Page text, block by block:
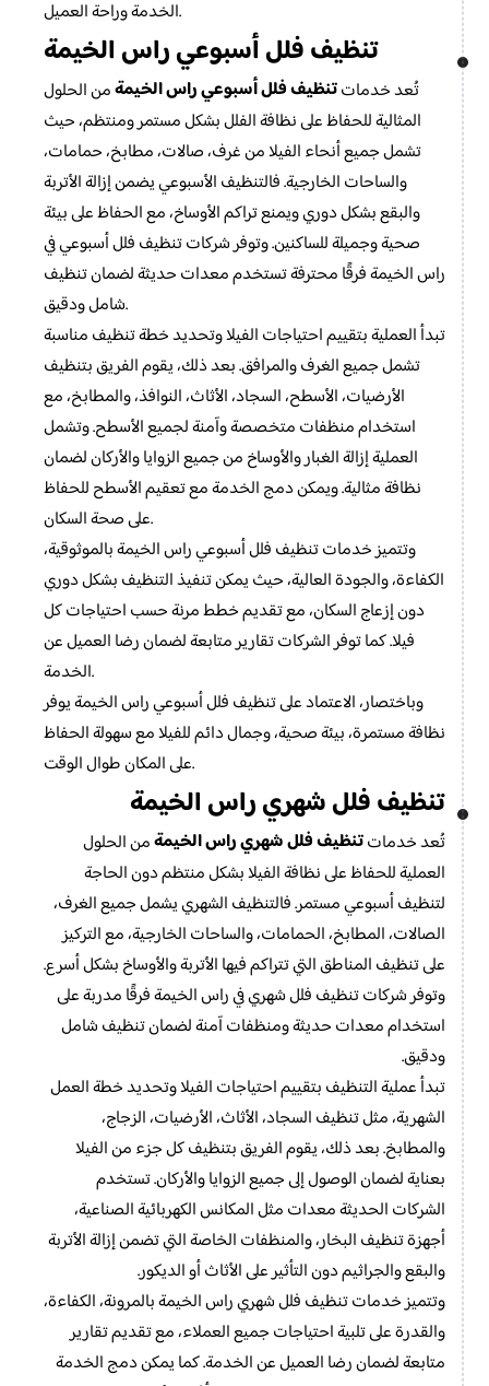
الخدمة وراحة العميل.
تنظيف فلل أسبوعي راس الخيمة
تُعد خدماتتنظيف فلل أسبوعي راس الخيمةمن الحلول
المثالية للحفاظ على نظافة الفلل بشكل مستمر ومنتظم، حيث
تشمل جميع أنحاء الفيلا من غرف، صالات، مطابخ، حمامات،
والساحات الخارجية. فالتنظيف الأسبوعي يضمن إزالة الأتربة
والبقع بشكل دوري ويمنع تراكم الأوساخ، مع الحفاظ على بيئة
صحية وجميلة للساكنين. وتوفر شركات تنظيف فلل أسبوعي في
راس الخيمة فرقًا محترفة تستخدم معدات حديثة لضمان تنظيف
شامل ودقيق.
تبدأ العملية بتقييم احتياجات الفيلا وتحديد خطة تنظيف مناسبة
تشمل جميع الغرف والمرافق. بعد ذلك، يقوم الفريق بتنظيف
الأرضيات، الأسطح، السجاد، الأثاث، النوافذ، والمطابخ، مع
استخدام منظفات متخصصة وآمنة لجميع الأسطح. وتشمل
العملية إزالة الغبار والأوساخ من جميع الزوايا والأركان لضمان
نظافة مثالية. ويمكن دمج الخدمة مع تعقيم الأسطح للحفاظ
على صحة السكان.
وتتميز خدمات تنظيف فلل أسبوعي راس الخيمة بالموثوقية،
الكفاءة، والجودة العالية، حيث يمكن تنفيذ التنظيف بشكل دوري
دون إزعاج السكان، مع تقديم خطط مرنة حسب احتياجات كل
فيلا. كما توفر الشركات تقارير متابعة لضمان رضا العميل عن
الخدمة.
وباختصار، الاعتماد على تنظيف فلل أسبوعي راس الخيمة يوفر
نظافة مستمرة، بيئة صحية، وجمال دائم للفيلا مع سهولة الحفاظ
على المكان طوال الوقت.
تنظيف فلل شهري راس الخيمة
تُعد خدماتتنظيف فلل شهري راس الخيمةمن الحلول
العملية للحفاظ على نظافة الفيلا بشكل منتظم دون الحاجة
لتنظيف أسبوعي مستمر. فالتنظيف الشهري يشمل جميع الغرف،
الصالات، المطابخ، الحمامات، والساحات الخارجية، مع التركيز
على تنظيف المناطق التي تتراكم فيها الأتربة والأوساخ بشكل أسرع.
وتوفر شركات تنظيف فلل شهري في راس الخيمة فرقًا مدربة على
استخدام معدات حديثة ومنظفات آمنة لضمان تنظيف شامل
ودقيق.
تبدأ عملية التنظيف بتقييم احتياجات الفيلا وتحديد خطة العمل
الشهرية، مثل تنظيف السجاد، الأثاث، الأرضيات، الزجاج،
والمطابخ. بعد ذلك، يقوم الفريق بتنظيف كل جزء من الفيلا
بعناية لضمان الوصول إلى جميع الزوايا والأركان. تستخدم
الشركات الحديثة معدات مثل المكانس الكهربائية الصناعية،
أجهزة تنظيف البخار، والمنظفات الخاصة التي تضمن إزالة الأتربة
والبقع والجراثيم دون التأثير على الأثاث أو الديكور.
وتتميز خدمات تنظيف فلل شهري راس الخيمة بالمرونة، الكفاءة،
والقدرة على تلبية احتياجات جميع العملاء، مع تقديم تقارير
متابعة لضمان رضا العميل عن الخدمة. كما يمكن دمج الخدمة